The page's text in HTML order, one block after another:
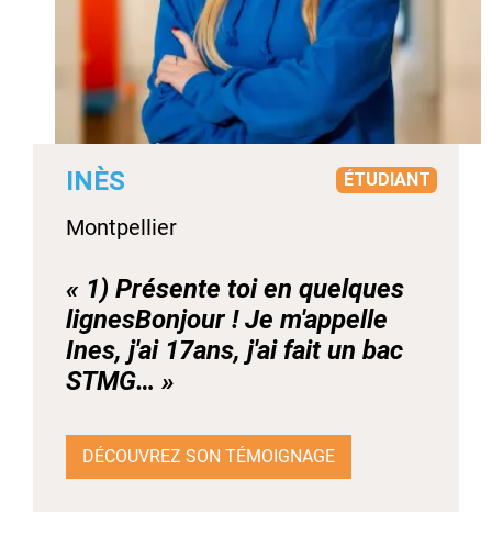
INÈS
Montpellier
« 1) Présente toi en quelques
lignesBonjour ! Je m'appelle
Ines, j'ai 17ans, j'ai fait un bac
STMG… »
ÉTUDIANT
DÉCOUVREZ SON TÉMOIGNAGE